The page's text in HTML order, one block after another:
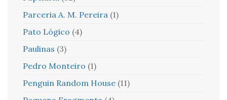
Parceria A. M. Pereira (1)
Pato Lógico (4)
Paulinas (3)
Pedro Monteiro (1)
Penguin Random House (11)